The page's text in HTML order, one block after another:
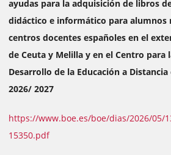
ayudas para la adquisición de libros
didáctico e informático para alumnos
centros docentes españoles en el
de Ceuta y Melilla y en el Centro para
Desarrollo de la Educación a
2026/ 2027
https://www.boe.es/boe/dias/2026/05/
15350.pdf